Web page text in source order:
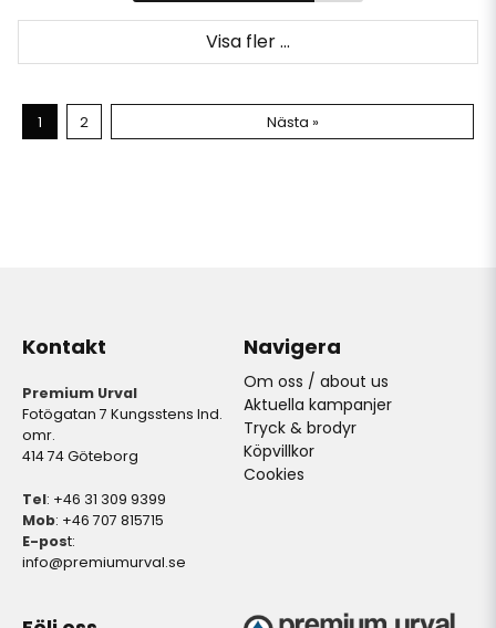
Visa fler ...
1 2 Nästa »
Kontakt
Premium Urval
Fotögatan 7 Kungsstens Ind.
omr.
414 74 Göteborg
Tel: +46 31 309 9399
Mob: +46 707 815715
E-post:
info@premiumurval.se
Navigera
Om oss / about us
Aktuella kampanjer
Tryck & brodyr
Köpvillkor
Cookies